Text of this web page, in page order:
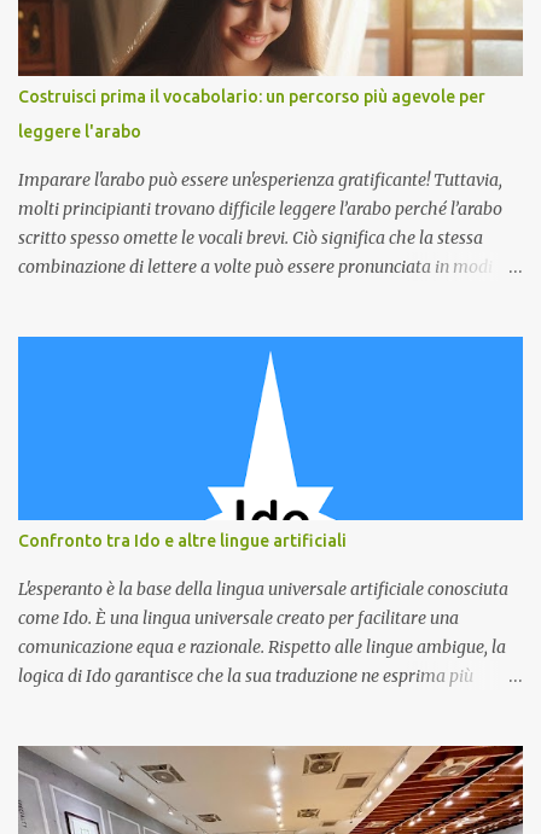
sola forma del verbo, rendendo le frasi più facili da costruire. 2.
Nessun tempo verbale In mandarino non ci sono tempi verbali.
Invece di cambiare i verbi per indicare passato, presente o futuro, si
aggiungono verbi temporali alle frasi. Ad esempio, per dire
"mangio", "ho mangiato" e "mangerò", basta cambiare il verbo...
Costruisci prima il vocabolario: un percorso più agevole per
leggere l'arabo
Imparare l'arabo può essere un'esperienza gratificante! Tuttavia,
molti principianti trovano difficile leggere l’arabo perché l’arabo
scritto spesso omette le vocali brevi. Ciò significa che la stessa
combinazione di lettere a volte può essere pronunciata in modi
vocabolario. Impara le parole comuni e il loro significato. Questo ti
darà una solida base quando inizierai a leggere. Una volta che
avrai acquisito una buona conoscenza del vocabolario, sarai in
grado di riconoscere le parole più facilmente, anche senza le vocali.
Pensatelo come risolvere un puzzle. Conoscere i pezzi
(vocabolario) rende molto più facile capire il quadro completo
(lettura). Quando vedi una parola che riconosci, sarai in grado di
indovinare le vocali mancanti in base al contesto e alle tue
conoscenze esistenti. Non scoraggiarti se all'inizio la lettura
sembra ...
Confronto tra Ido e altre lingue artificiali
L'esperanto è la base della lingua universale artificiale conosciuta
come Ido. È una lingua universale creato per facilitare una
comunicazione equa e razionale. Rispetto alle lingue ambigue, la
logica di Ido garantisce che la sua traduzione ne esprima più
condivise dalla maggior parte delle lingue europee, qualsiasi
individuo istruito può capirle. In quanto tale, non è una lingua
sconosciuta da acquisire; piuttosto, è una lingua europea accettata.